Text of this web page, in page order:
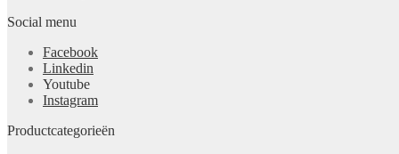
Social menu
Facebook
Linkedin
Youtube
Instagram
Productcategorieën